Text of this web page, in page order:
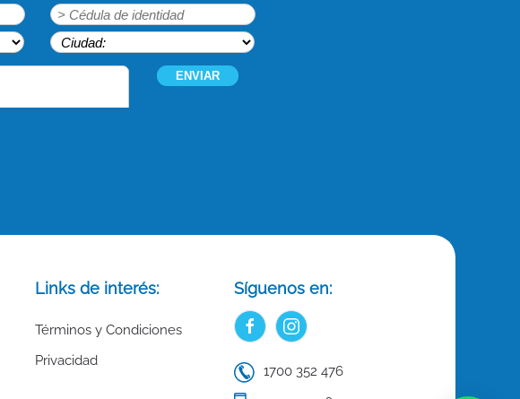
Links de interés:
Términos y Condiciones
Privacidad
Síguenos en:
1700 352 476